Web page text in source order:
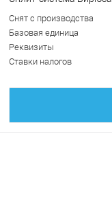
Снят с производства
Базовая единица
Реквизиты
Ставки налогов